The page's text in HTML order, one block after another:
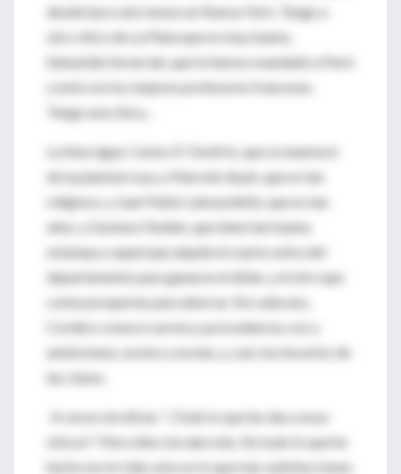
desde hace seis meses en Nueva York. Tengo a
otro chico de La Plata que es muy bueno,
Sebastián Sorarrain, que lo hemos mandado a París
y está con los mejores profesores franceses.
Tengo una chica...
La lista sigue. Carlos D´Onofrio, que se enamoró
de la pianista rusa, y Marcelo Ayub, que es tan
religioso, y Juan Pablo Labourdette, que es tan
ateo, y Gustavo Feulien, que tiene tan buena
estampa y aquel que alquila el cuarto extra del
departamento para ganarse el dólar, y el otro que
come porquerías para ahorrar. De cada uno,
Cordero conoce carrera y procedencia, voz y
ambiciones, novios y novias, y, casi, los horarios de
las clases.
-A veces me dicen: "¡Todo lo que les das a esos
chicos!". Pero ellos me dan más. De todo lo que he
hecho en mi vida, esto es lo que más satisfacciones